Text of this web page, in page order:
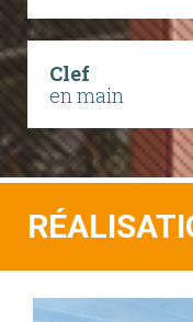
Clef
en main